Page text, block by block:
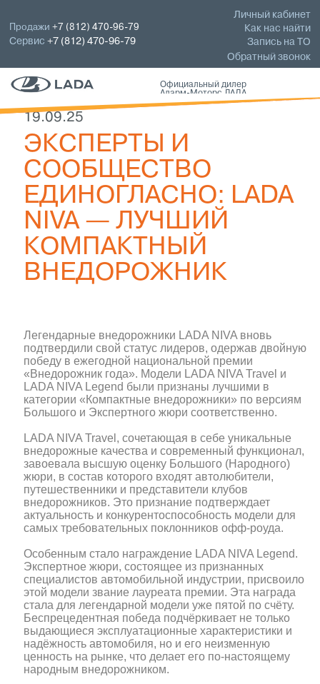
Личный кабинет
Как нас найти
Запись на ТО
Обратный звонок
Продажи+7 (812) 470-96-79
Сервис+7 (812) 470-96-79
Официальный дилер
Аларм-Моторс ЛАДА
19.09.25
ЭКСПЕРТЫ И
СООБЩЕСТВО
ЕДИНОГЛАСНО: LADA
NIVA — ЛУЧШИЙ
КОМПАКТНЫЙ
ВНЕДОРОЖНИК
Легендарные внедорожники LADA NIVA вновь
подтвердили свой статус лидеров, одержав двойную
победу в ежегодной национальной премии
«Внедорожник года». Модели LADA NIVA Travel и
LADA NIVA Legend были признаны лучшими в
категории «Компактные внедорожники» по версиям
Большого и Экспертного жюри соответственно.
LADA NIVA Travel, сочетающая в себе уникальные
внедорожные качества и современный функционал,
завоевала высшую оценку Большого (Народного)
жюри, в состав которого входят автолюбители,
путешественники и представители клубов
внедорожников. Это признание подтверждает
актуальность и конкурентоспособность модели для
самых требовательных поклонников офф-роуда.
Особенным стало награждение LADA NIVA Legend.
Экспертное жюри, состоящее из признанных
специалистов автомобильной индустрии, присвоило
этой модели звание лауреата премии. Эта награда
стала для легендарной модели уже пятой по счёту.
Беспрецедентная победа подчёркивает не только
выдающиеся эксплуатационные характеристики и
надёжность автомобиля, но и его неизменную
ценность на рынке, что делает его по-настоящему
народным внедорожником.